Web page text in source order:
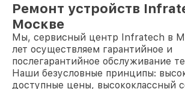
Ремонт устройств
Москве
Мы, сервисный центр Infratech в
лет осуществляем гарантийное и
послегарантийное обслуживание
Наши безусловные принципы:
доступные цены, высококлассный